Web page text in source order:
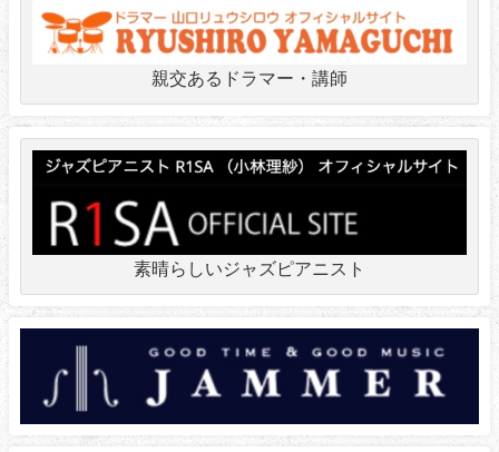
親交あるドラマー・講師
素晴らしいジャズピアニスト